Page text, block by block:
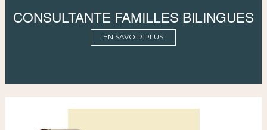
CONSULTANTE FAMILLES BILINGUES
EN SAVOIR PLUS